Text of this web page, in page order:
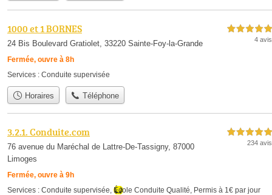
1000 et 1 BORNES
24 Bis Boulevard Gratiolet, 33220 Sainte-Foy-la-Grande
Fermée, ouvre à 8h
5,0 étoiles sur 5
4 avis
Services : Conduite supervisée
Horaires Téléphone
3.2.1. Conduite.com
76 avenue du Maréchal de Lattre-De-Tassigny, 87000
Limoges
Fermée, ouvre à 9h
5,0 étoiles sur 5
234 avis
Services : Conduite supervisée École Conduite Qualité Permis à 1€ par jour